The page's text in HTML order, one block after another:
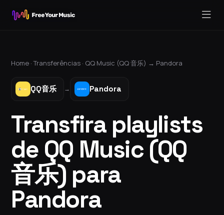
Home ·Transferências · QQ Music (QQ 音乐) → Pandora
QQ音乐 → Pandora
Transfira playlists
de QQ Music (QQ
音乐) para
Pandora